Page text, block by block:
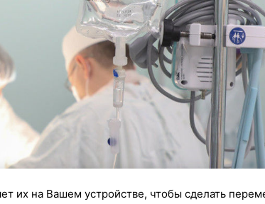
их на Вашем устройстве, чтобы сделать